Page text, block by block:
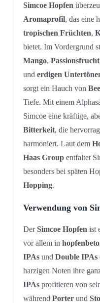
Simcoe Hopfen
Aromaprofil, das eine
tropischen Früchten,
bietet. Im Vordergrund
Mango, Passionsfrucht
und erdigen
sorgt ein Hauch von
Tiefe. Mit einem
Simcoe eine kräftige,
Bitterkeit, die
harmoniert. Laut dem
Haas Groupentfaltet
besonders bei späten
Hopping.
Verwendung von
DerSimcoe Hopfen ist
vor allem in
IPAsund Double IPAs
harzigen Noten ihre
IPAsprofitieren von
während Porterund